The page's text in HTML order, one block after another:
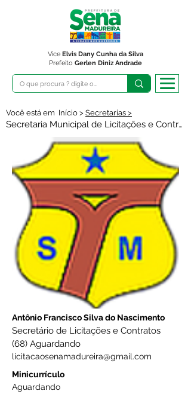
Prefeito Gerlen Diniz Andrade
Vice Elvis Dany Cunha da Silva
Você está em Início > Secretarias >
Secretaria Municipal de Licitações e Contratos
Antônio Francisco Silva do Nascimento
Secretário de Licitações e Contratos
(68) Aguardando
licitacaosenamadureira@gmail.com
Minicurrículo
Aguardando